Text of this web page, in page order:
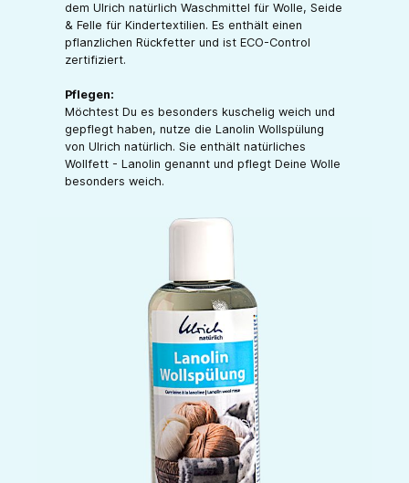
dem Ulrich natürlich Waschmittel für Wolle, Seide
& Felle für Kindertextilien. Es enthält einen
pflanzlichen Rückfetter und ist ECO-Control
zertifiziert.
Pflegen:
Möchtest Du es besonders kuschelig weich und
gepflegt haben, nutze die Lanolin Wollspülung
von Ulrich natürlich. Sie enthält natürliches
Wollfett - Lanolin genannt und pflegt Deine Wolle
besonders weich.